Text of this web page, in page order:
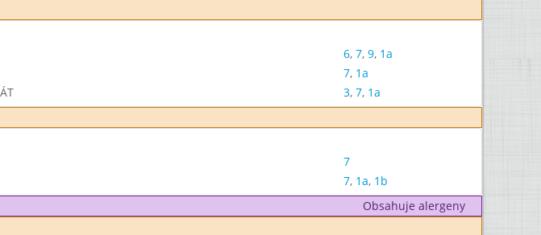
6, 7, 9, 1a
7, 1a
3, 7, 1a
7
7, 1a, 1b
Obsahuje alergeny